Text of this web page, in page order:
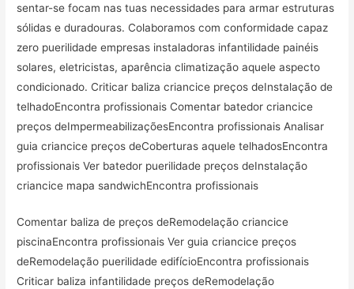
sentar-se focam nas tuas necessidades para armar estruturas
sólidas e duradouras. Colaboramos com conformidade capaz
zero puerilidade empresas instaladoras infantilidade painéis
solares, eletricistas, aparência climatização aquele aspecto
condicionado. Criticar baliza criancice preços deInstalação de
telhadoEncontra profissionais Comentar batedor criancice
preços deImpermeabilizaçõesEncontra profissionais Analisar
guia criancice preços deCoberturas aquele telhadosEncontra
profissionais Ver batedor puerilidade preços deInstalação
criancice mapa sandwichEncontra profissionais
Comentar baliza de preços deRemodelação criancice
piscinaEncontra profissionais Ver guia criancice preços
deRemodelação puerilidade edifícioEncontra profissionais
Criticar baliza infantilidade preços deRemodelação